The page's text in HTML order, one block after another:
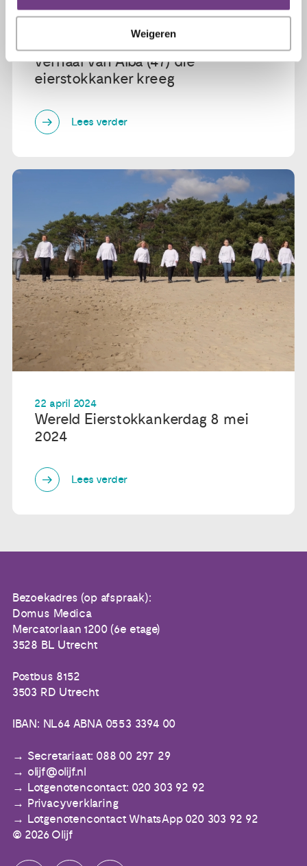
Weigeren
In VROUW van de Telegraaf: het
verhaal van Alba (47) die
eierstokkanker kreeg
Lees verder
22 april 2024
Wereld Eierstokkankerdag 8 mei
2024
Lees verder
Bezoekadres (op afspraak):
Domus Medica
Mercatorlaan 1200 (6e etage)
3528 BL Utrecht
Postbus 8152
3503 RD Utrecht
IBAN: NL64 ABNA 0553 3394 00
Secretariaat: 088 00 297 29
olijf@olijf.nl
Lotgenotencontact: 020 303 92 92
Privacyverklaring
Lotgenotencontact WhatsApp 020 303 92 92
© 2026 Olijf